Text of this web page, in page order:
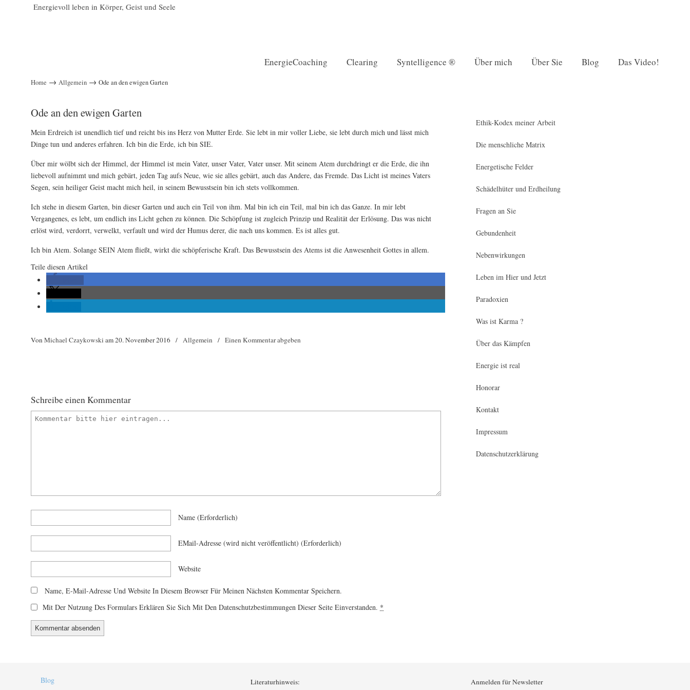
Energievoll leben in Körper, Geist und Seele
EnergieCoaching Clearing Syntelligence ® Über mich Über Sie Blog Das Video!
Home →Allgemein →Ode an den ewigen Garten
Ode an den ewigen Garten
Mein Erdreich ist unendlich tief und reicht bis ins Herz von Mutter Erde. Sie lebt in mir voller Liebe, sie lebt durch mich und lässt mich
Dinge tun und anderes erfahren. Ich bin die Erde, ich bin SIE.
Über mir wölbt sich der Himmel, der Himmel ist mein Vater, unser Vater, Vater unser. Mit seinem Atem durchdringt er die Erde, die ihn
liebevoll aufnimmt und mich gebärt, jeden Tag aufs Neue, wie sie alles gebärt, auch das Andere, das Fremde. Das Licht ist meines Vaters
Segen, sein heiliger Geist macht mich heil, in seinem Bewusstsein bin ich stets vollkommen.
Ich stehe in diesem Garten, bin dieser Garten und auch ein Teil von ihm. Mal bin ich ein Teil, mal bin ich das Ganze. In mir lebt
Vergangenes, es lebt, um endlich ins Licht gehen zu können. Die Schöpfung ist zugleich Prinzip und Realität der Erlösung. Das was nicht
erlöst wird, verdorrt, verwelkt, verfault und wird der Humus derer, die nach uns kommen. Es ist alles gut.
Ich bin Atem. Solange SEIN Atem fließt, wirkt die schöpferische Kraft. Das Bewusstsein des Atems ist die Anwesenheit Gottes in allem.
Teile diesen Artikel
VonMichael Czaykowski am20. November 2016 / Allgemein /Einen Kommentar abgeben
Schreibe einen Kommentar
Name(erforderlich)
EMail-Adresse(wird nicht veröffentlicht) (erforderlich)
Website
Name, E-Mail-Adresse Und Website In Diesem Browser Für Meinen Nächsten Kommentar Speichern.
Mit Der Nutzung Des Formulars Erklären Sie Sich Mit Den Datenschutzbestimmungen Dieser Seite Einverstanden. *
Ethik-Kodex meiner Arbeit
Die menschliche Matrix
Energetische Felder
Schädelhüter und Erdheilung
Fragen an Sie
Gebundenheit
Nebenwirkungen
Leben im Hier und Jetzt
Paradoxien
Was ist Karma ?
Über das Kämpfen
Energie ist real
Honorar
Kontakt
Impressum
Datenschutzerklärung
Blog Literaturhinweis: Anmelden für Newsletter